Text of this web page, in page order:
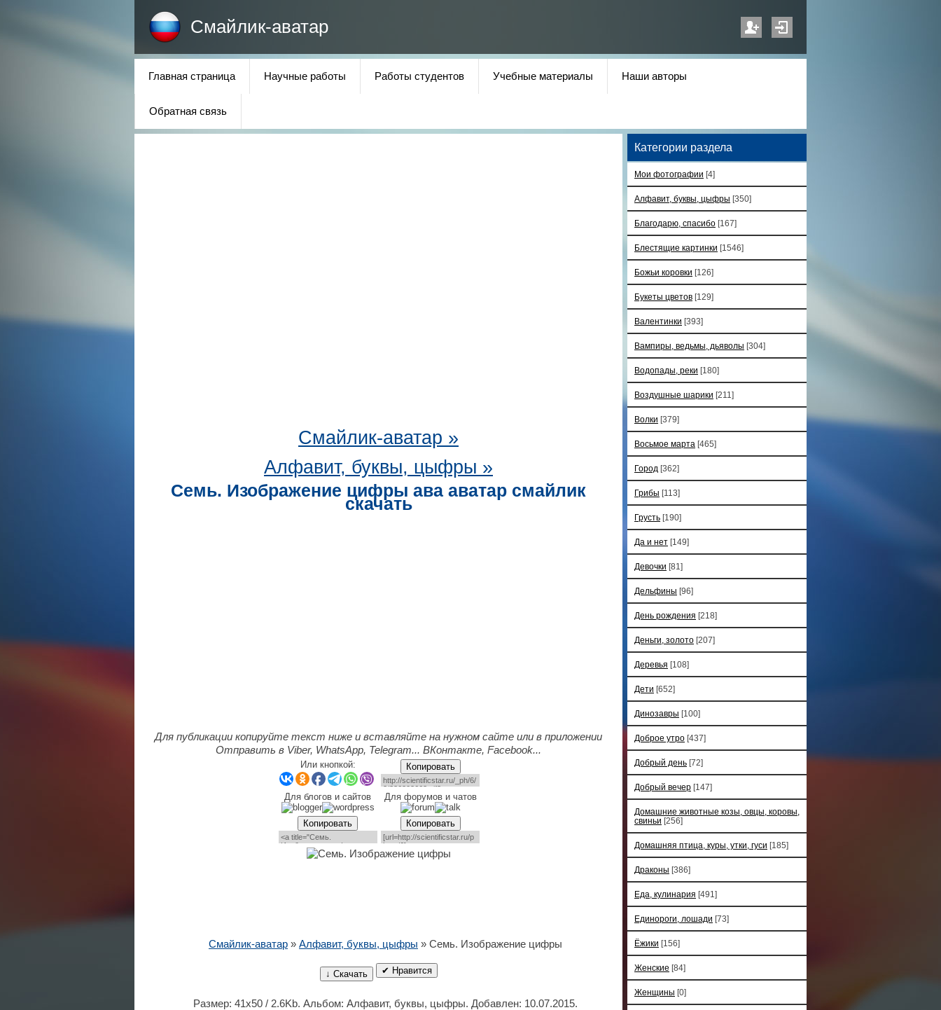
Смайлик-аватар
Главная страница Научные работы Работы студентов Учебные материалы Наши авторы
Обратная связь
Смайлик-аватар »
Алфавит, буквы, цыфры »
Семь. Изображение цифры ава аватар смайлик
скачать
Для публикации копируйте текст ниже и вставляйте на нужном сайте или в приложении
Отправить в Viber, WhatsApp, Telegram... ВКонтакте, Facebook...
Или кнопкой: Копировать
Для блогов и сайтов Для форумов и чатов
Копировать Копировать
Смайлик-аватар » Алфавит, буквы, цыфры » Семь. Изображение цифры
↓ Скачать ✔ Нравится
Размер: 41x50 / 2.6Kb. Альбом: Алфавит, буквы, цыфры. Добавлен: 10.07.2015.
Категории раздела
Мои фотографии [4]
Алфавит, буквы, цыфры [350]
Благодарю, спасибо [167]
Блестящие картинки [1546]
Божьи коровки [126]
Букеты цветов [129]
Валентинки [393]
Вампиры, ведьмы, дьяволы [304]
Водопады, реки [180]
Воздушные шарики [211]
Волки [379]
Восьмое марта [465]
Город [362]
Грибы [113]
Грусть [190]
Да и нет [149]
Девочки [81]
Дельфины [96]
День рождения [218]
Деньги, золото [207]
Деревья [108]
Дети [652]
Динозавры [100]
Доброе утро [437]
Добрый день [72]
Добрый вечер [147]
Домашние животные козы, овцы, коровы,
свиньи [256]
Домашняя птица, куры, утки, гуси [185]
Драконы [386]
Еда, кулинария [491]
Единороги, лошади [73]
Ёжики [156]
Женские [84]
Женщины [0]